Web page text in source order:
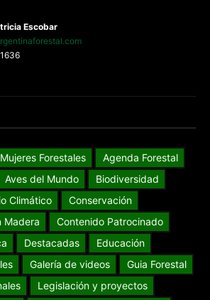
Escobar
Forestales
Agenda Forestal
Aves del Mundo
Biodiversidad
Climático
Conservación
Madera
Contenido Patrocinado
Destacadas
Educación
Galería de videos
Guia Forestal
Legislación y proyectos